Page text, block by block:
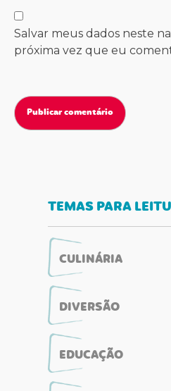
Salvar meus dados neste
próxima vez que eu
TEMAS PARA
CULINÁRIA
DIVERSÃO
EDUCAÇÃO